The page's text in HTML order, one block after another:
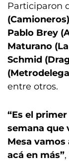
Participaron
Pablo Brey
Maturano
Schmid
entre otros.
“Es el
semana que
Mesa
acá en más”